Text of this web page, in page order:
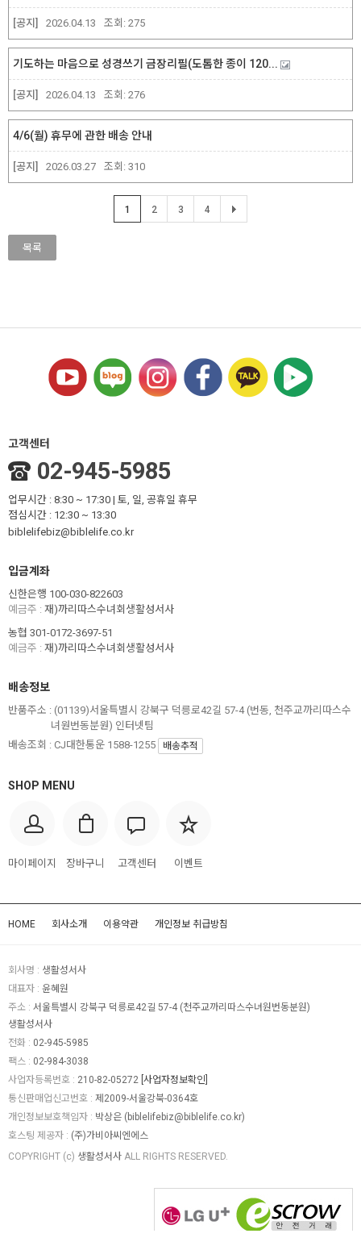
[공지] 2026.04.13 조회: 275
[공지]
기도하는 마음으로 성경쓰기 금장리필(도톰한 종이 120...
2026.04.13 조회: 276
[공지]
4/6(월) 휴무에 관한 배송 안내
2026.03.27 조회: 310
1 2 3 4
목록
고객센터
02-945-5985
업무시간 : 8:30 ~ 17:30 | 토, 일, 공휴일 휴무
점심시간 : 12:30 ~ 13:30
biblelifebiz@biblelife.co.kr
입금계좌
신한은행 100-030-822603
예금주 : 재)까리따스수녀회생활성서사
농협 301-0172-3697-51
예금주 : 재)까리따스수녀회생활성서사
SHOP MENU
마이페이지 장바구니 고객센터 이벤트
배송정보
반품주소 : (01139)서울특별시 강북구 덕릉로42길 57-4 (번동, 천주교까리따스수
녀원번동분원) 인터넷팀
배송조회 : CJ대한통운 1588-1255
배송추적
HOME 회사소개 이용약관 개인정보 취급방침
회사명 : 생활성서사
대표자 : 윤혜원
주소 : 서울특별시 강북구 덕릉로42길 57-4 (천주교까리따스수녀원번동분원)
생활성서사
전화 : 02-945-5985
팩스 : 02-984-3038
사업자등록번호 : 210-82-05272 [사업자정보확인]
통신판매업신고번호 : 제2009-서울강북-0364호
개인정보보호책임자 : 박상은 (biblelifebiz@biblelife.co.kr)
호스팅 제공자 : (주)가비아씨엔에스
COPYRIGHT (c) 생활성서사 ALL RIGHTS RESERVED.